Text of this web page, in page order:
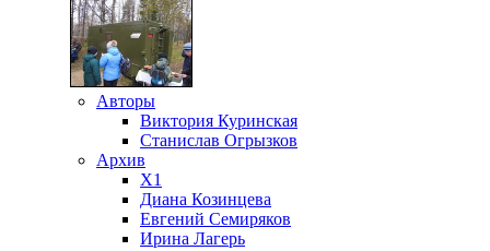
Авторы
Виктория Куринская
Станислав Огрызков
Архив
X1
Диана Козинцева
Евгений Семиряков
Ирина Лагерь